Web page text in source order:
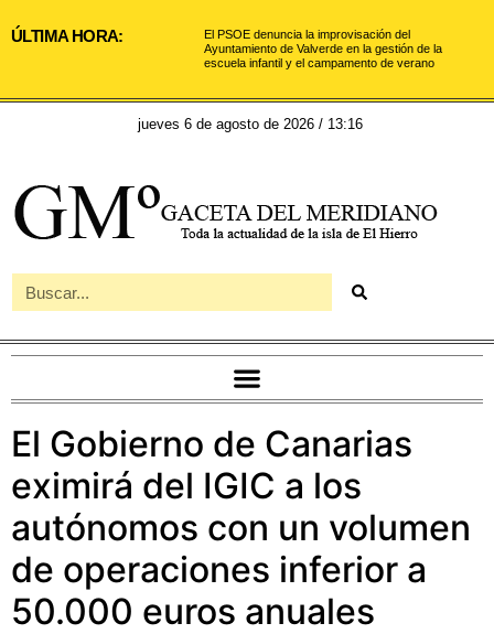
ÚLTIMA HORA:
El PSOE denuncia la improvisación del
Ayuntamiento de Valverde en la gestión de la
escuela infantil y el campamento de verano
jueves 6 de agosto de 2026 / 13:16
El Gobierno de Canarias
eximirá del IGIC a los
autónomos con un volumen
de operaciones inferior a
50.000 euros anuales